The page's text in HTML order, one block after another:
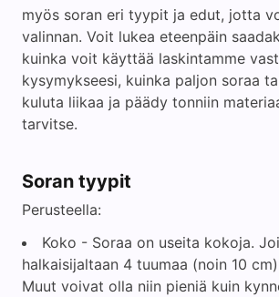
myös soran eri tyypit ja edut, jotta
valinnan. Voit lukea eteenpäin
kuinka voit käyttää laskintamme
kysymykseesi, kuinka paljon soraa
kuluta liikaa ja päädy tonniin
tarvitse.
Soran tyypit
Perusteella:
Koko - Soraa on useita kokoja.
halkaisijaltaan 4 tuumaa (noin 10
Muut voivat olla niin pieniä kuin